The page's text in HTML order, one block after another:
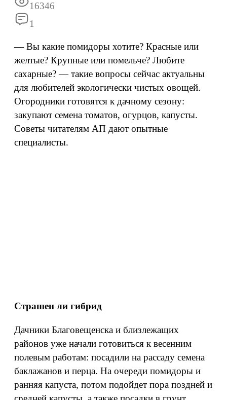
16346
1
— Вы какие помидоры хотите? Красные или
желтые? Крупные или помельче? Любите
сахарные? — такие вопросы сейчас актуальны
для любителей экологически чистых овощей.
Огородники готовятся к дачному сезону:
закупают семена томатов, огурцов, капусты.
Советы читателям АП дают опытные
специалисты.
Страшен ли гибрид
Дачники Благовещенска и близлежащих
районов уже начали готовиться к весенним
полевым работам: посадили на рассаду семена
баклажанов и перца. На очереди помидоры и
ранняя капуста, потом подойдет пора поздней и